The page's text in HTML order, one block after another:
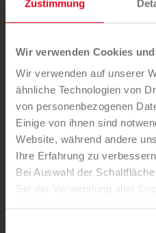
Zustimmung
Wir verwenden Cookies
Wir verwenden auf unserer
ähnliche Technologien von
von personenbezogenen
Einige von ihnen sind
Website, während andere
Ihre Erfahrung zu
Bei Auswahl der Schaltfläche
Sie der Verwendung aller